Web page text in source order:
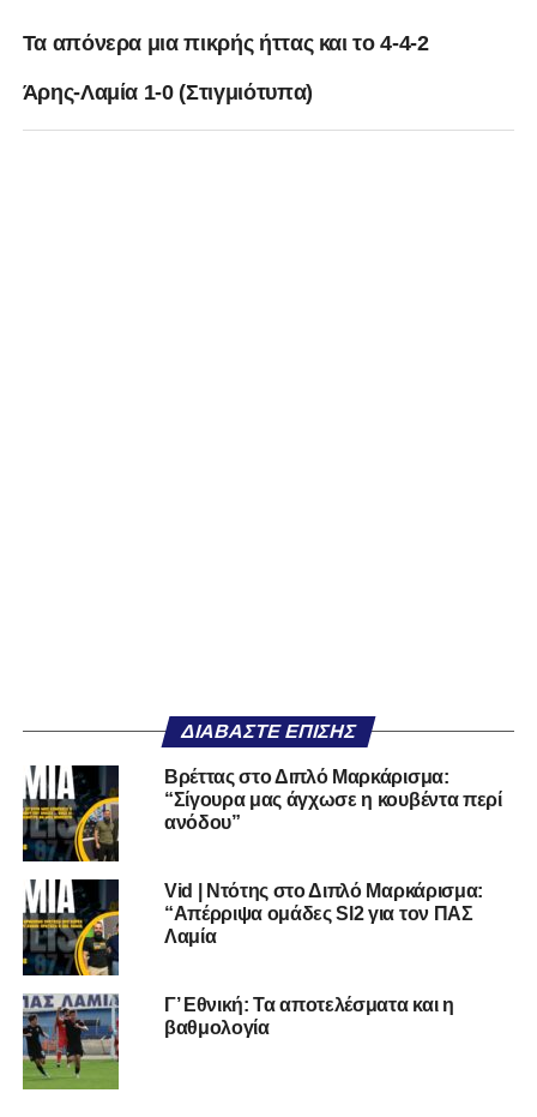
Τα απόνερα μια πικρής ήττας και το 4-4-2
Άρης-Λαμία 1-0 (Στιγμιότυπα)
ΔΙΑΒΆΣΤΕ ΕΠΊΣΗΣ
Βρέττας στο Διπλό Μαρκάρισμα:
“Σίγουρα μας άγχωσε η κουβέντα περί
ανόδου”
Vid | Ντότης στο Διπλό Μαρκάρισμα:
“Απέρριψα ομάδες Sl2 για τον ΠΑΣ
Λαμία
Γ’ Εθνική: Τα αποτελέσματα και η
βαθμολογία